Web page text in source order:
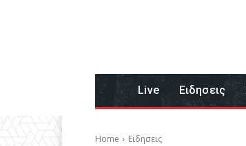
Live Eιδησεις
Home Eιδησεις